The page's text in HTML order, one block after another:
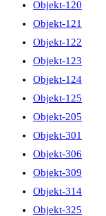
Objekt-120
Objekt-121
Objekt-122
Objekt-123
Objekt-124
Objekt-125
Objekt-205
Objekt-301
Objekt-306
Objekt-309
Objekt-314
Objekt-325